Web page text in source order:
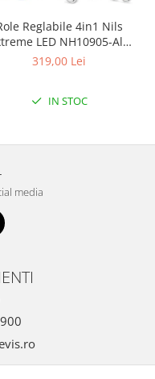
Reglabile 4in1 Nils
LED NH10905-Alb
curcubeu
319,00 Lei
IN STOC
media